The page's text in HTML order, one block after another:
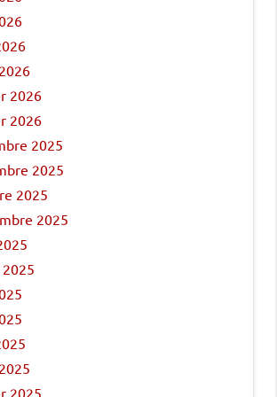
2026
2026
2025
2025
2025
2025
2025